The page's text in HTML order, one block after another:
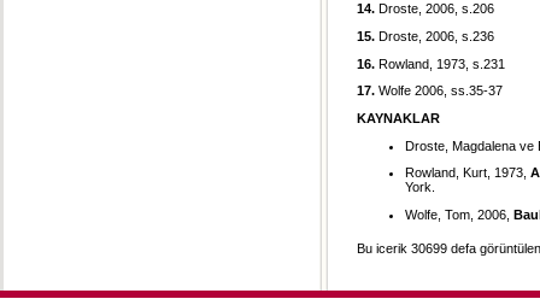
14. Droste, 2006, s.206
15. Droste, 2006, s.236
16. Rowland, 1973, s.231
17. Wolfe 2006, ss.35-37
KAYNAKLAR
Droste, Magdalena ve
Rowland, Kurt, 1973, A
York.
Wolfe, Tom, 2006,
Bu icerik 30699 defa